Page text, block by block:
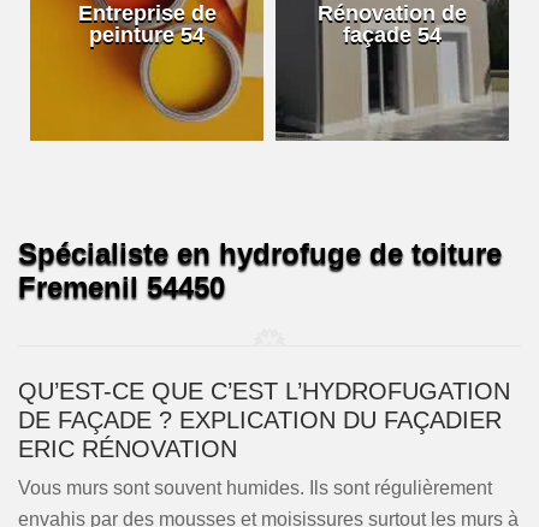
Entreprise de
peinture 54
Rénovation de
façade 54
Spécialiste en hydrofuge de toiture
Fremenil 54450
QU’EST-CE QUE C’EST L’HYDROFUGATION
DE FAÇADE ? EXPLICATION DU FAÇADIER
ERIC RÉNOVATION
Vous murs sont souvent humides. Ils sont régulièrement
envahis par des mousses et moisissures surtout les murs à